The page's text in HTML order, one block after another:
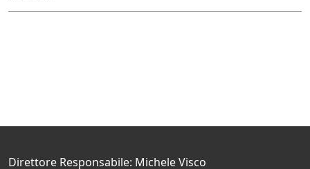
Direttore Responsabile: Michele Visco